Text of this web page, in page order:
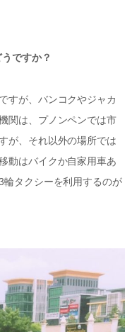
ですか？
すが、バンコクやジャカ
関は、プノンペンでは市
が、それ以外の場所では
動はバイクか自家用車あ
輪タクシーを利用するのが